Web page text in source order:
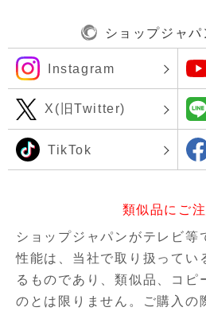
ショップジャ
Instagram
X(旧Twitter)
TikTok
類似品にご注
ショップジャパンがテレビ等
性能は、当社で取り扱ってい
るものであり、類似品、コピ
のとは限りません。ご購入の